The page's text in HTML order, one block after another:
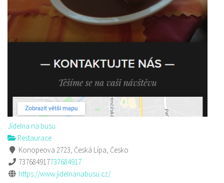
Jídelna na busu
Restaurace
Konopeova 2723, Česká Lípa, Česko
737684917737684917
https://www.jidelnanabusu.cz/